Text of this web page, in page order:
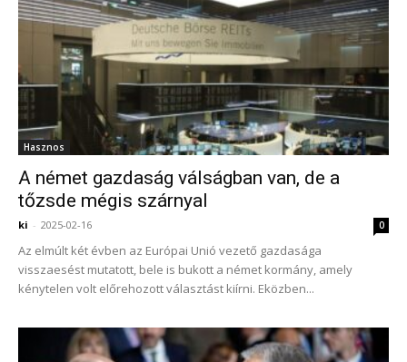
Hasznos
A német gazdaság válságban van, de a
tőzsde mégis szárnyal
ki - 2025-02-16 0
Az elmúlt két évben az Európai Unió vezető gazdasága
visszaesést mutatott, bele is bukott a német kormány, amely
kénytelen volt előrehozott választást kiírni. Eközben...